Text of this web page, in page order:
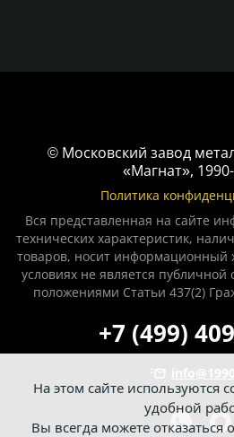
© Московский завод
«Магнат»,
Политика
Вся представленная на сайте
технических характеристик,
товаров, носит информационный
условиях не является
положениями Статьи 437(2)
+7 (499)
На этом сайте используются
удобной
Вы всегда можете отказаться